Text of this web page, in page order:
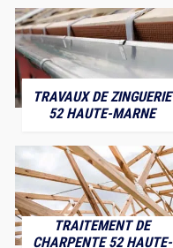
TRAVAUX DE ZINGUERIE
52 HAUTE-MARNE
TRAITEMENT DE
CHARPENTE 52 HAUTE-